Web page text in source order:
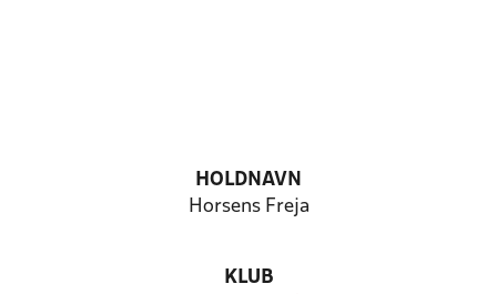
HOLDNAVN
Horsens Freja
KLUB